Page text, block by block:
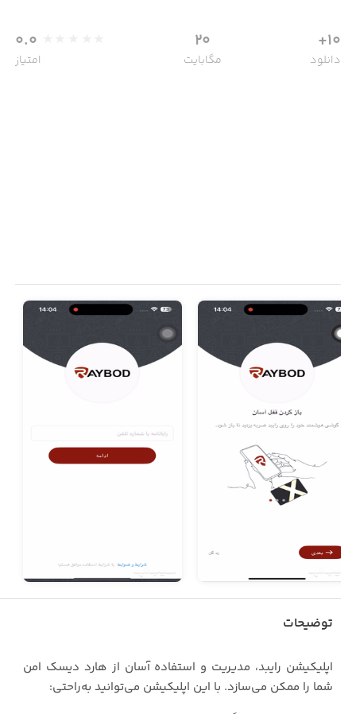
10+
دانلود
20
مگابایت
0.0
امتیاز
توضیحات
اپلیکیشن رایبد، مدیریت و استفاده آسان از هارد دیسک امن
شما را ممکن می‌سازد. با این اپلیکیشن می‌توانید به‌راحتی: